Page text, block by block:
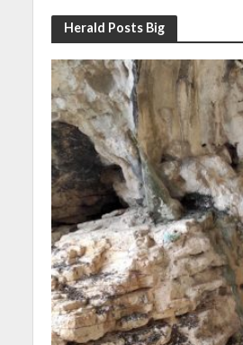
Herald Posts Big